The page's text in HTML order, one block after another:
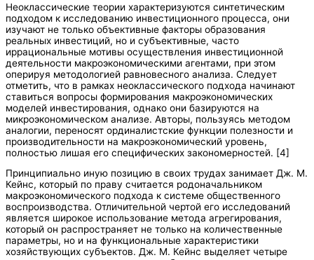
Неоклассические теории характеризуются синтетическим
подходом к исследованию инвестиционного процесса, они
изучают не только объективные факторы образования
реальных инвестиций, но и субъективные, часто
иррациональные мотивы осуществления инвестиционной
деятельности макроэкономическими агентами, при этом
оперируя методологией равновесного анализа. Следует
отметить, что в рамках неоклассического подхода начинают
ставиться вопросы формирования макроэкономических
моделей инвестирования, однако они базируются на
микроэкономическом анализе. Авторы, пользуясь методом
аналогии, переносят ординалистские функции полезности и
производительности на макроэкономический уровень,
полностью лишая его специфических закономерностей. [4]
Принципиально иную позицию в своих трудах занимает Дж. М.
Кейнс, который по праву считается родоначальником
макроэкономического подхода к системе общественного
воспроизводства. Отличительной чертой его исследований
является широкое использование метода агрегирования,
который он распространяет не только на количественные
параметры, но и на функциональные характеристики
хозяйствующих субъектов. Дж. М. Кейнс выделяет четыре